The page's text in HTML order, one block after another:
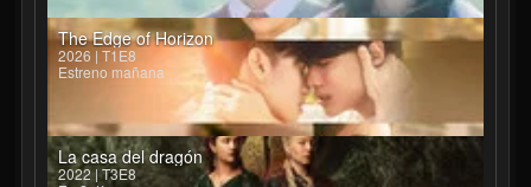
The Edge of Horizon
2026 | T1E8
Estreno mañana
La casa del dragón
2022 | T3E8